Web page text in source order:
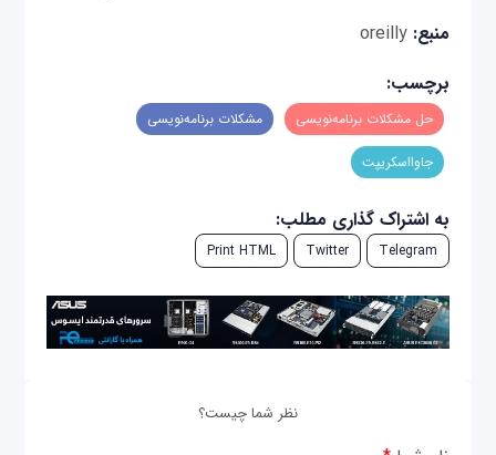
منبع:oreilly
برچسب:
حل مشکلات برنامه‌نویسی مشکلات برنامه‌نویسی
جاوااسکریپت
به اشتراک گذاری مطلب:
Telegram
Twitter
Print HTML
نظر شما چیست؟